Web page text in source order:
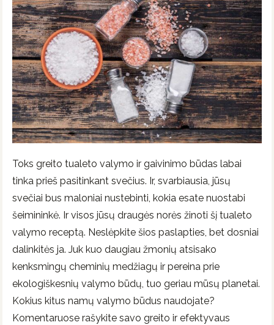
Toks greito tualeto valymo ir gaivinimo būdas labai
tinka prieš pasitinkant svečius. Ir, svarbiausia, jūsų
svečiai bus maloniai nustebinti, kokia esate nuostabi
šeimininkė. Ir visos jūsų draugės norės žinoti šį tualeto
valymo receptą. Neslėpkite šios paslapties, bet dosniai
dalinkitės ja. Juk kuo daugiau žmonių atsisako
kenksmingų cheminių medžiagų ir pereina prie
ekologiškesnių valymo būdų, tuo geriau mūsų planetai.
Kokius kitus namų valymo būdus naudojate?
Komentaruose rašykite savo greito ir efektyvaus